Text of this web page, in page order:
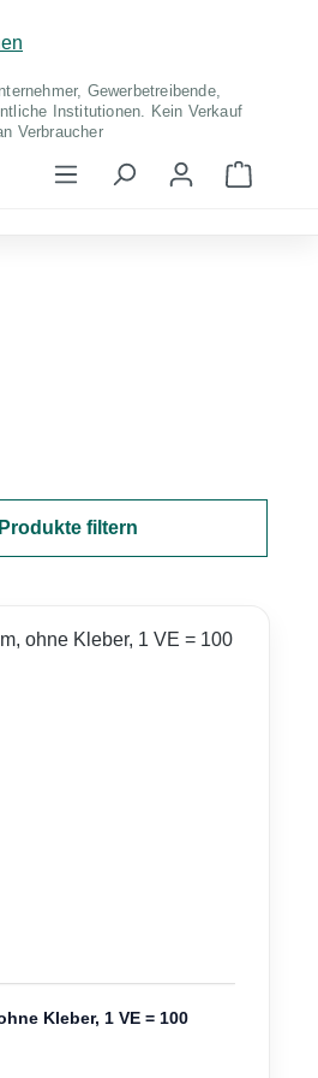
Gewerbetreibende,
Institutionen. Kein Verkauf
Verbraucher
Produkte filtern
Kleber, 1 VE = 100